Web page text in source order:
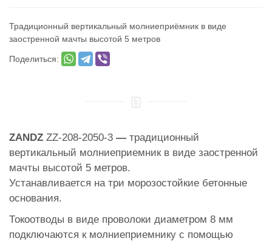
Традиционный вертикальный молниеприёмник в виде
заостренной мачты высотой 5 метров
Поделиться:
ZANDZ ZZ-208-2050-3 — традиционный
вертикальный молниеприемник в виде заостренной
мачты высотой 5 метров.
Устанавливается на три морозостойкие бетонные
основания.
Токоотводы в виде проволоки диаметром 8 мм
подключаются к молниеприемнику с помощью